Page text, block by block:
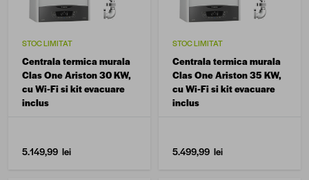
STOC LIMITAT
Centrala termica murala
Clas One Ariston 30 KW,
cu Wi-Fi si kit evacuare
inclus
5.149,99 lei
STOC LIMITAT
Centrala termica murala
Clas One Ariston 35 KW,
cu Wi-Fi si kit evacuare
inclus
5.499,99 lei